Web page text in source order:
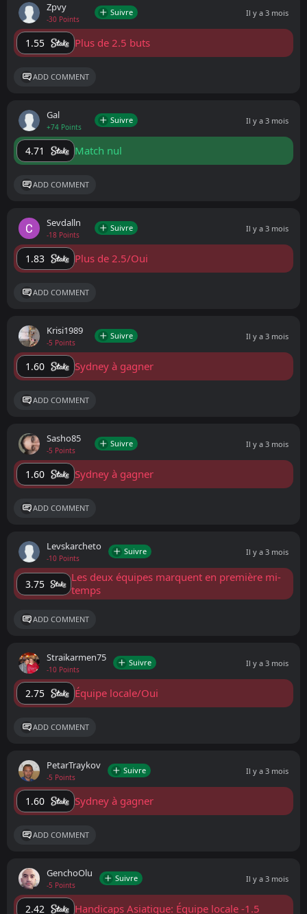
Zpvy
-30 Points
Suivre Il y a 3 mois
1.55 Plus de 2.5 buts
ADD COMMENT
Gal
+74 Points
Suivre Il y a 3 mois
4.71 Match nul
ADD COMMENT
Sevdalln
-18 Points
Suivre Il y a 3 mois
1.83 Plus de 2.5/Oui
ADD COMMENT
Krisi1989
-5 Points
Suivre Il y a 3 mois
1.60 Sydney à gagner
ADD COMMENT
Sasho85
-5 Points
Suivre Il y a 3 mois
1.60 Sydney à gagner
ADD COMMENT
Levskarcheto
-10 Points
Suivre Il y a 3 mois
3.75
Les deux équipes marquent en première mi-
temps
ADD COMMENT
Straikarmen75
-10 Points
Suivre Il y a 3 mois
2.75 Équipe locale/Oui
ADD COMMENT
PetarTraykov
-5 Points
Suivre Il y a 3 mois
1.60 Sydney à gagner
ADD COMMENT
GenchoOlu
-5 Points
Suivre Il y a 3 mois
2.42 Handicaps Asiatique: Équipe locale -1.5